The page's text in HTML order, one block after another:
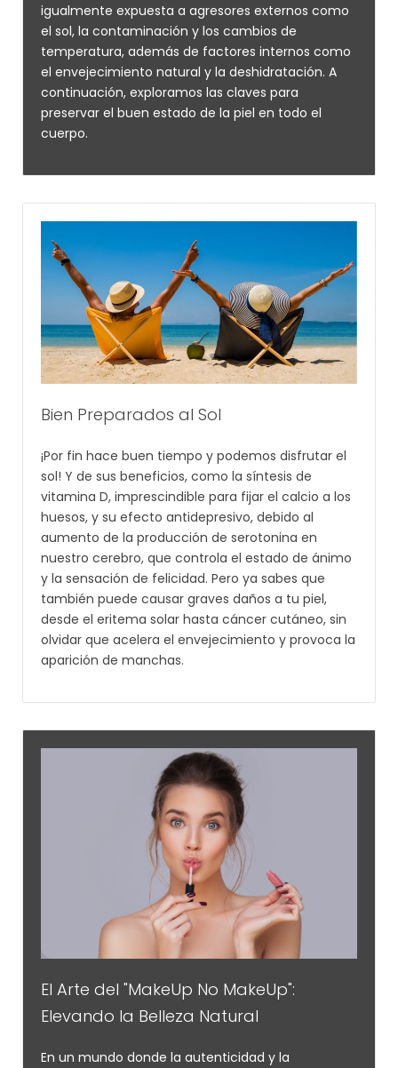
igualmente expuesta a agresores externos como
el sol, la contaminación y los cambios de
temperatura, además de factores internos como
el envejecimiento natural y la deshidratación. A
continuación, exploramos las claves para
preservar el buen estado de la piel en todo el
cuerpo.
Bien Preparados al Sol
¡Por fin hace buen tiempo y podemos disfrutar el
sol! Y de sus beneficios, como la síntesis de
vitamina D, imprescindible para fijar el calcio a los
huesos, y su efecto antidepresivo, debido al
aumento de la producción de serotonina en
nuestro cerebro, que controla el estado de ánimo
y la sensación de felicidad. Pero ya sabes que
también puede causar graves daños a tu piel,
desde el eritema solar hasta cáncer cutáneo, sin
olvidar que acelera el envejecimiento y provoca la
aparición de manchas.
El Arte del "MakeUp No MakeUp":
Elevando la Belleza Natural
En un mundo donde la autenticidad y la